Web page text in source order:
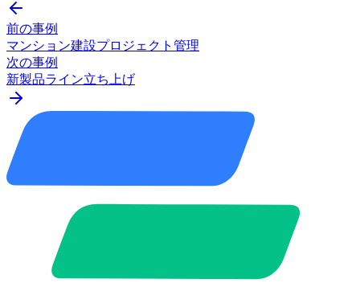
前の事例
マンション建設プロジェクト管理
次の事例
新製品ライン立ち上げ